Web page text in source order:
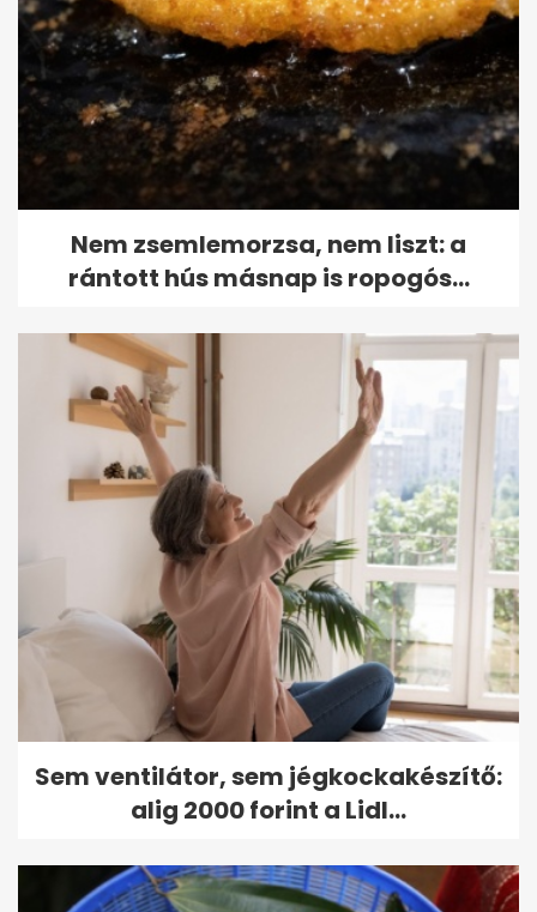
Nem zsemlemorzsa, nem liszt: a
rántott hús másnap is ropogós...
Sem ventilátor, sem jégkockakészítő:
alig 2000 forint a Lidl...